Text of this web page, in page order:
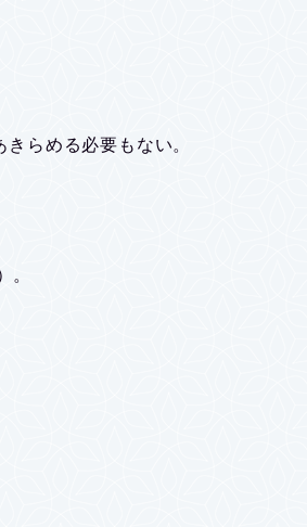
らめる必要もない。
。